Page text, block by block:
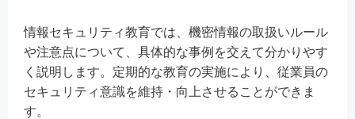
情報セキュリティ教育では、機密情報の取扱いルール
や注意点について、具体的な事例を交えて分かりやす
く説明します。定期的な教育の実施により、従業員の
セキュリティ意識を維持・向上させることができま
す。